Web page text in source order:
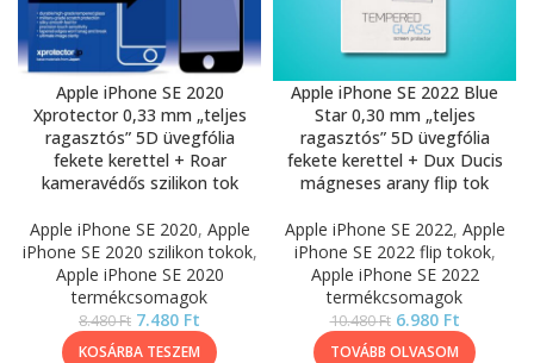
Apple iPhone SE 2020
Xprotector 0,33 mm „teljes
ragasztós” 5D üvegfólia
fekete kerettel + Roar
kameravédős szilikon tok
Apple iPhone SE 2020, Apple
iPhone SE 2020 szilikon tokok,
Apple iPhone SE 2020
termékcsomagok
8.480Ft 7.480 Ft
KOSÁRBA TESZEM
Apple iPhone SE 2022 Blue
Star 0,30 mm „teljes
ragasztós” 5D üvegfólia
fekete kerettel + Dux Ducis
mágneses arany flip tok
Apple iPhone SE 2022, Apple
iPhone SE 2022 flip tokok,
Apple iPhone SE 2022
termékcsomagok
10.480Ft 6.980 Ft
TOVÁBB OLVASOM